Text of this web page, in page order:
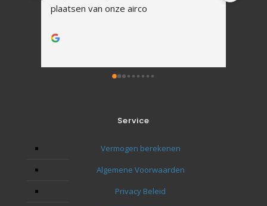
plaatsen van onze airco
Service
Vermogen berekenen
Algemene Voorwaarden
Privacy Beleid